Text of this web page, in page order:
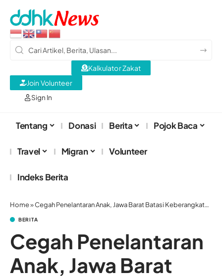
Sign In
Kalkulator Zakat
Join Volunteer
Tentang Donasi Berita Pojok Baca
Travel Migran Volunteer
Indeks Berita
Home»Cegah Penelantaran Anak, Jawa Barat Batasi Keberangkatan PMI Perempuan yang Punya Balita
BERITA
Cegah Penelantaran
Anak, Jawa Barat